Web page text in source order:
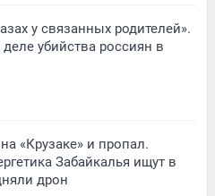
у связанных родителей».
убийства россиян в
«Крузаке» и пропал.
Забайкалья ищут в
дрон